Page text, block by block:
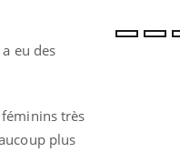
eu des
féminins très
plus